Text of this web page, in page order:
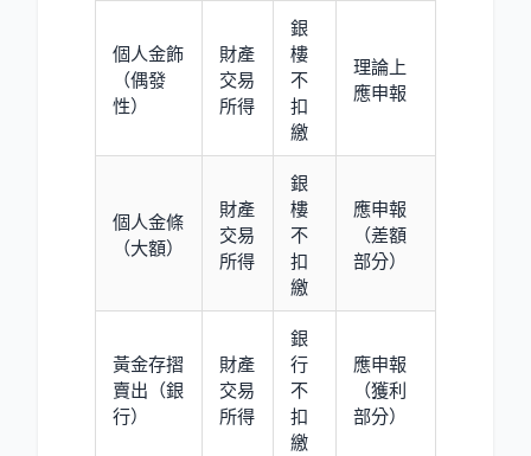
個人金飾
（偶發
性）
財產
交易
所得
銀
樓
不
扣
繳
理論上
應申報
個人金條
（大額）
財產
交易
所得
銀
樓
不
扣
繳
應申報
（差額
部分）
黃金存摺
賣出（銀
行）
財產
交易
所得
銀
行
不
扣
繳
應申報
（獲利
部分）